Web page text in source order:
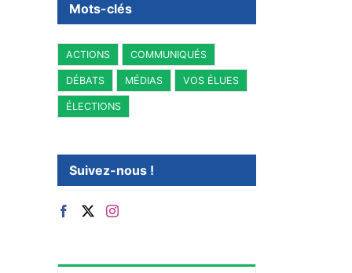
Mots-clés
ACTIONS COMMUNIQUÉS
DÉBATS MÉDIAS VOS ÉLUES
ÉLECTIONS
Suivez-nous !